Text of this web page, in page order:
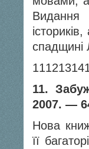
Видання
спадщині
11121314
11.
2007. —
Нова
її